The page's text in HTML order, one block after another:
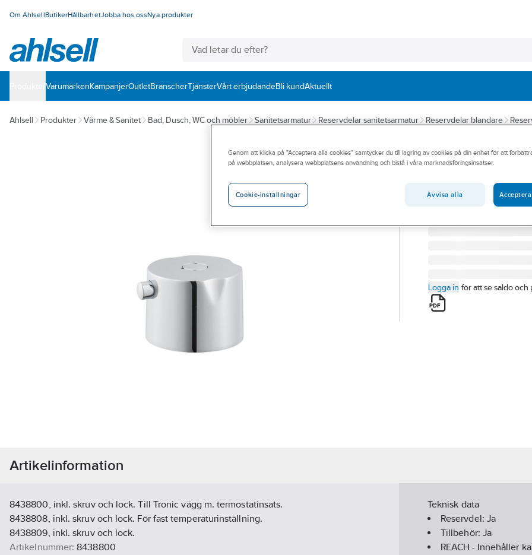
Om AhlsellButikerHållbarhetJobba hos ossNya produkter
VarumärkenKampanjerOutletBranscherTjänsterVårt erbjudandeBli kundAktuellt
Ahlsell Produkter Värme & Sanitet Bad, Dusch, WC och möbler Sanitetsarmatur Reservdelar sanitetsarmatur Reservdelar blandare
FMM
Temperaturvred
FMM TRONIC
Artikelnummer:
8438800
16221500
Logga in för att se saldo och
Artikelinformation
8438800, inkl. skruv och lock. Till Tronic vägg m. termostatinsats.
8438808, inkl. skruv och lock. För fast temperaturinställning.
8438809, inkl. skruv och lock.
Artikelnummer: 8438800
Teknisk data
Reservdel: Ja
Tillbehör: Ja
REACH - Innehåller
Genom att klicka på "Acceptera alla cookies" samtycker du till lagring av cookies på din enhet för att
på webbplatsen, analysera webbplatsens användning och bistå i våra marknadsföringsinsatser.
Cookie-inställningar Avvisa alla